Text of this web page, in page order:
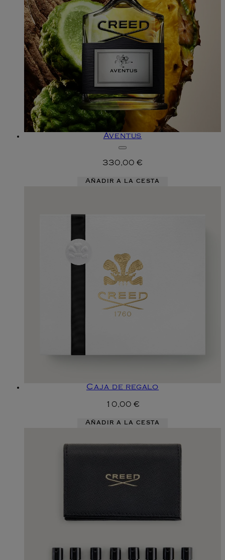
Aventus
330,00 €
Añadir a la cesta
Caja de regalo
10,00 €
Añadir a la cesta